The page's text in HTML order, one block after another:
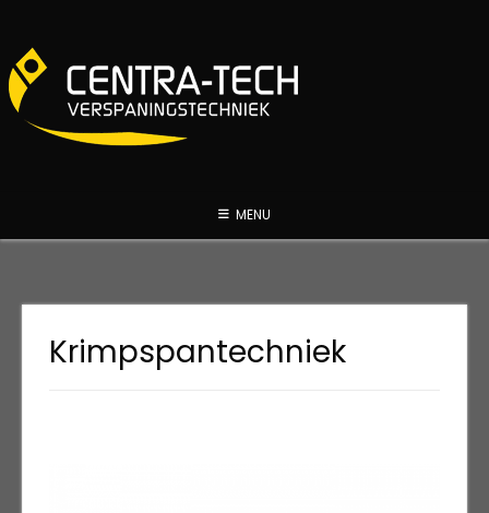
inhoud
MENU
Krimpspantechniek